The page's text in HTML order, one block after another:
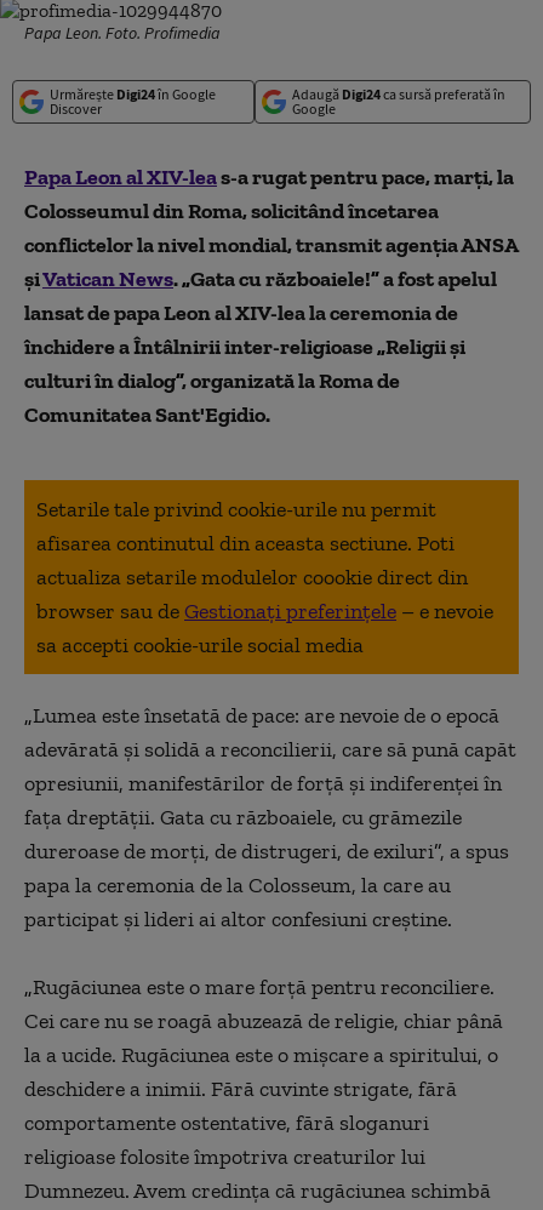
Papa Leon. Foto. Profimedia
Urmărește Digi24în Google
Discover
Adaugă Digi24ca sursă preferată în
Google
Papa Leon al XIV-leas-a rugat pentru pace, marţi, la
Colosseumul din Roma, solicitând încetarea
conflictelor la nivel mondial, transmit agenţia ANSA
şiVatican News.„Gata cu războaiele!”a fost apelul
lansat de papa Leon al XIV-lea la ceremonia de
închidere a Întâlnirii inter-religioase„Religii şi
culturi în dialog”, organizată la Roma de
Comunitatea Sant'Egidio.
Setarile tale privind cookie-urile nu permit
afisarea continutul din aceasta sectiune. Poti
actualiza setarile modulelor coookie direct din
browser sau deGestionați preferințele – e nevoie
sa accepti cookie-urile social media
„Lumea este însetată de pace: are nevoie de o epocă
adevărată şi solidă a reconcilierii, care să pună capăt
opresiunii, manifestărilor de forţă şi indiferenţei în
faţa dreptăţii. Gata cu războaiele, cu grămezile
dureroase de morţi, de distrugeri, de exiluri”, a spus
papa la ceremonia de la Colosseum, la care au
participat şi lideri ai altor confesiuni creştine.
„Rugăciunea este o mare forţă pentru reconciliere.
Cei care nu se roagă abuzează de religie, chiar până
la a ucide. Rugăciunea este o mişcare a spiritului, o
deschidere a inimii. Fără cuvinte strigate, fără
comportamente ostentative, fără sloganuri
religioase folosite împotriva creaturilor lui
Dumnezeu. Avem credinţa că rugăciunea schimbă